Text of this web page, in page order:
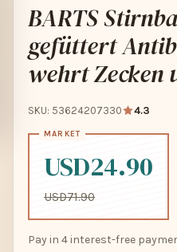
BARTS
gefüttert
wehrt Zecken
SKU: 53624207330 4.3
USD24.90
USD71.90
Pay in 4 interest-free